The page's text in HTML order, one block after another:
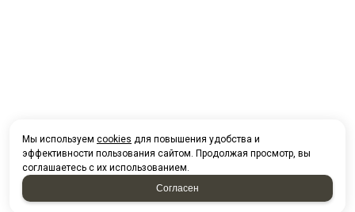
Мы используем cookies для повышения удобства и
эффективности пользования сайтом. Продолжая просмотр, вы
соглашаетесь с их использованием.
Согласен